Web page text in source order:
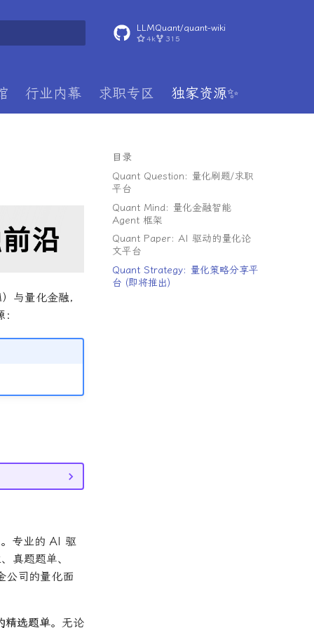
LLMQuant/quant-wiki
4k 315
行业内幕 求职专区 独家资源✨
目录
Quant Question: 量化刷题/求职
平台
Quant Mind: 量化金融智能
Agent 框架
Quant Paper: AI 驱动的量化论
文平台
Quant Strategy: 量化策略分享平
台 (即将推出)
与量化金融，
。专业的 AI 驱
真题题单、
公司的量化面
精选题单。无论